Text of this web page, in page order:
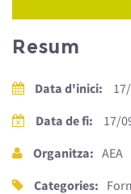
Resum
Data d'inici:
Data de fi:
17/
Organitza: AEA
Categories: